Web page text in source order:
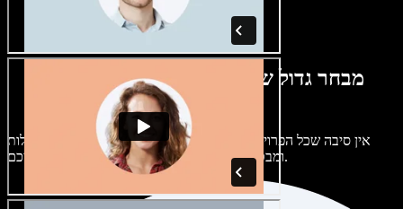
מבחר גדול של קולות נשים וגברים במגוון
מבטאים
אין סיבה שכל הפרויקטים יישמעו אותו דבר. בחרו מתוך מאות קולות
ומבטאים של בינה מלאכותית והתאימו אותם אליכם.